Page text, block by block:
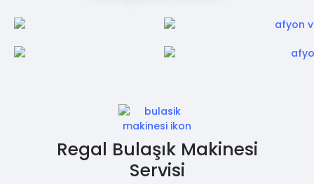
Regal Bulaşık Makinesi
Servisi